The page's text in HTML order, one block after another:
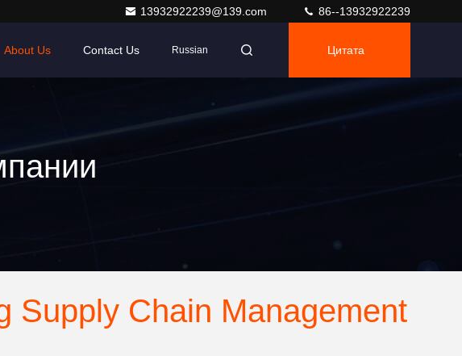
13932922239@139.com 86--13932922239
About Us Contact Us Russian Цитата
Supply Chain Management